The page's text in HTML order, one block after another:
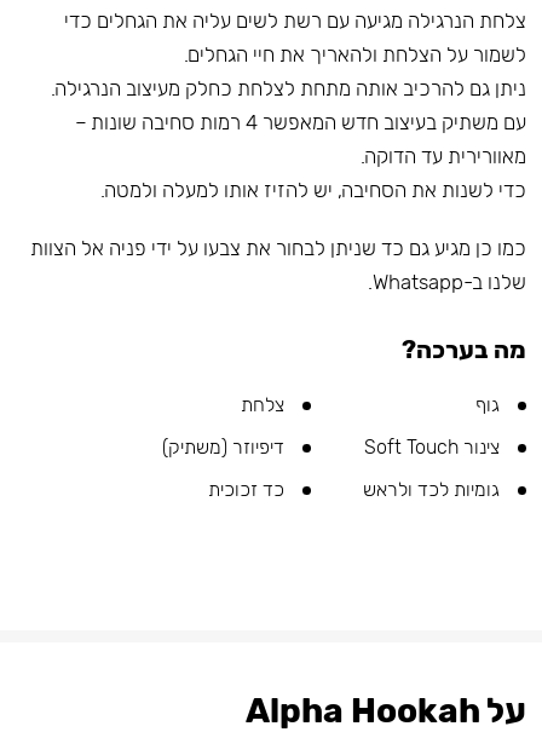
צלחת הנרגילה מגיעה עם רשת לשים עליה את הגחלים כדי
לשמור על הצלחת ולהאריך את חיי הגחלים.
ניתן גם להרכיב אותה מתחת לצלחת כחלק מעיצוב הנרגילה.
עם משתיק בעיצוב חדש המאפשר 4 רמות סחיבה שונות –
מאוורירית עד הדוקה.
כדי לשנות את הסחיבה, יש להזיז אותו למעלה ולמטה.
כמו כן מגיע גם כד שניתן לבחור את צבעו על ידי פניה אל הצוות
שלנו ב-Whatsapp.
מה בערכה?
גוף
צלחת
צינור Soft Touch
דיפיוזר (משתיק)
גומיות לכד ולראש
כד זכוכית
על Alpha Hookah